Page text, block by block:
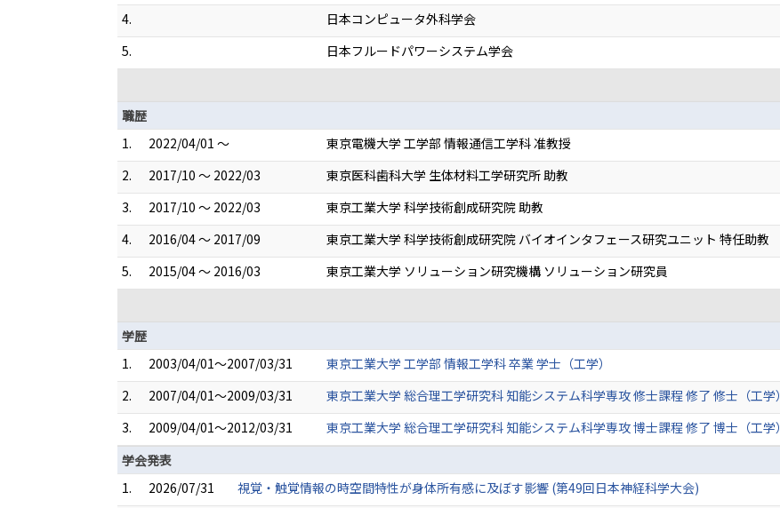
4.
日本コンピュータ外科学会
5.
日本フルードパワーシステム学会
職歴
1.
2022/04/01 ～
東京電機大学 工学部 情報通信工学科 准教授
2.
2017/10 ～ 2022/03
東京医科歯科大学 生体材料工学研究所 助教
3.
2017/10 ～ 2022/03
東京工業大学 科学技術創成研究院 助教
4.
2016/04 ～ 2017/09
東京工業大学 科学技術創成研究院 バイオインタフェース研究ユニット 特任助教
5.
2015/04 ～ 2016/03
東京工業大学 ソリューション研究機構 ソリューション研究員
学歴
1.
2003/04/01～2007/03/31
東京工業大学 工学部 情報工学科 卒業 学士（工学）
2.
2007/04/01～2009/03/31
東京工業大学 総合理工学研究科 知能システム科学専攻 修士課程 修了 修士（工学）
3.
2009/04/01～2012/03/31
東京工業大学 総合理工学研究科 知能システム科学専攻 博士課程 修了 博士（工学）
学会発表
1.
2026/07/31
視覚・触覚情報の時空間特性が身体所有感に及ぼす影響 (第49回日本神経科学大会)